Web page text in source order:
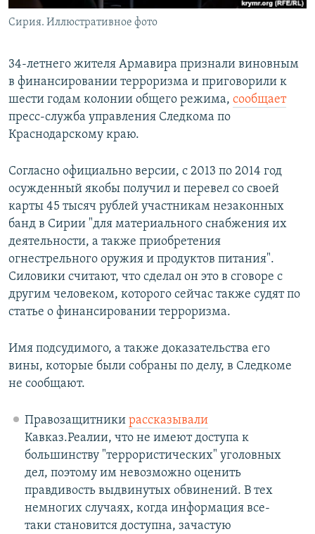
Все сайты РСЕ/РС
Сирия. Иллюстративное фото
34-летнего жителя Армавира признали виновным
в финансировании терроризма и приговорили к
шести годам колонии общего режима, сообщает
пресс-служба управления Следкома по
Краснодарскому краю.
Согласно официально версии, с 2013 по 2014 год
осужденный якобы получил и перевел со своей
карты 45 тысяч рублей участникам незаконных
банд в Сирии "для материального снабжения их
деятельности, а также приобретения
огнестрельного оружия и продуктов питания".
Силовики считают, что сделал он это в сговоре с
другим человеком, которого сейчас также судят по
статье о финансировании терроризма.
Имя подсудимого, а также доказательства его
вины, которые были собраны по делу, в Следкоме
не сообщают.
Правозащитники рассказывали
Кавказ.Реалии, что не имеют доступа к
большинству "террористических" уголовных
дел, поэтому им невозможно оценить
правдивость выдвинутых обвинений. В тех
немногих случаях, когда информация все-
таки становится доступна, зачастую